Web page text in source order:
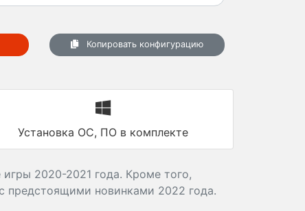
Копировать конфигурацию
Установка ОС, ПО в комплекте
2020-2021 года. Кроме того,
предстоящими новинками 2022 года.